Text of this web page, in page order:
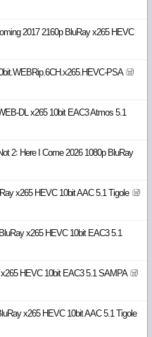
2017 2160p BluRay x265 HEVC
PSA
DL x265 10bit EAC3 Atmos 5.1
2꞉ Here I Come 2026 1080p BluRay
x265 HEVC 10bit AAC 5.1 Tigole
x265 HEVC 10bit EAC3 5.1
HEVC 10bit EAC3 5.1 SAMPA
x265 HEVC 10bit AAC 5.1 Tigole